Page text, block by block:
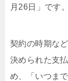
月26日」です。
契約の時期な
決められた支
め、「いつま